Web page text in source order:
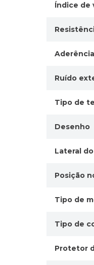
Índice de
Ruído
Tipo de
Desenho
Lateral
Posição
Tipo de
Tipo de
Protetor